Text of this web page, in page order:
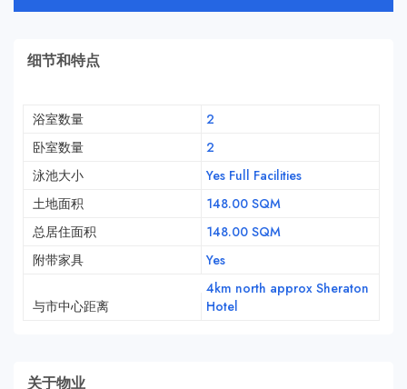
细节和特点
浴室数量
2
卧室数量
2
泳池大小
Yes Full Facilities
土地面积
148.00 SQM
总居住面积
148.00 SQM
附带家具
Yes
与市中心距离
4km north approx Sheraton
Hotel
关于物业